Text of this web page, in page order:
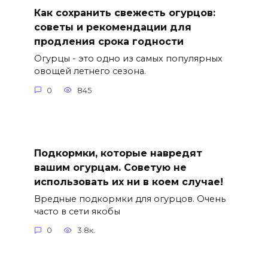
Как сохранить свежесть огурцов:
советы и рекомендации для
продления срока годности
Огурцы - это одно из самых популярных
овощей летнего сезона.
0 845
Подкормки, которые навредят
вашим огурцам. Советую не
использовать их ни в коем случае!
Вредные подкормки для огурцов. Очень
часто в сети якобы
0 3.8к.